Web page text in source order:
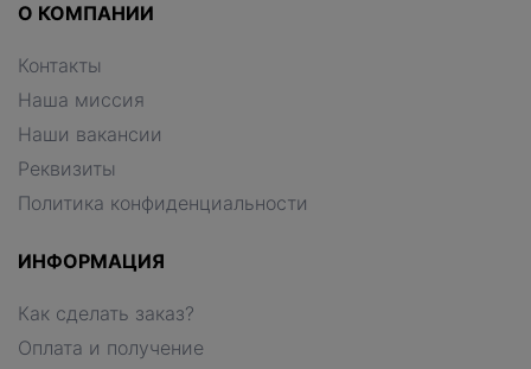
О КОМПАНИИ
Контакты
Наша миссия
Наши вакансии
Реквизиты
Политика конфиденциальности
ИНФОРМАЦИЯ
Как сделать заказ?
Оплата и получение